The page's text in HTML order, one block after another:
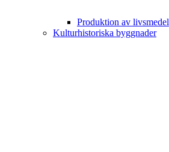
Produktion av livsmedel
Kulturhistoriska byggnader